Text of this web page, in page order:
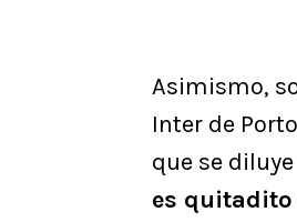
Asimismo,
Inter de
que se
es